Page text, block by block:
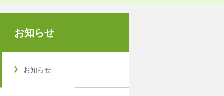
お知らせ
お知らせ